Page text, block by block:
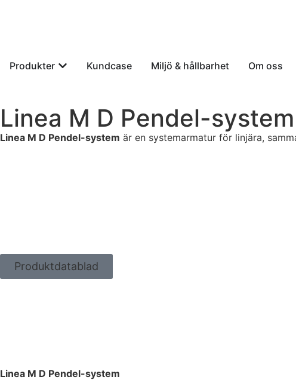
Produkter Kundcase Miljö & hållbarhet Om oss
Linea M D Pendel-system
Linea M D Pendel-system är en systemarmatur för linjära,
Produktdatablad
Linea M D Pendel-system